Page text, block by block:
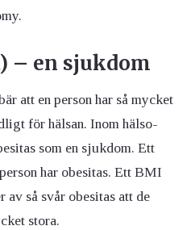
– en sjukdom
att en person har så mycket
för hälsan. Inom hälso-
som en sjukdom. Ett
har obesitas. Ett BMI
av så svår obesitas att de
stora.